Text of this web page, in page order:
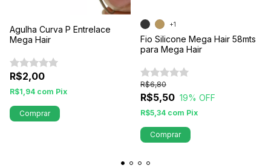
Agulha Curva P Entrelace
Mega Hair
R$2,00
R$1,94 com Pix
Comprar
Fio Silicone Mega Hair 58mts
para Mega Hair
R$5,50
R$6,80
19% OFF
R$5,34 com Pix
+1
Comprar